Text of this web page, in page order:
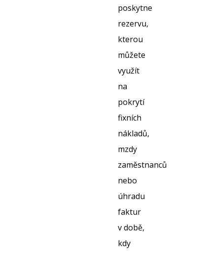
poskytne
rezervu,
kterou
můžete
využít
na
pokrytí
fixních
nákladů,
mzdy
zaměstnanců
nebo
úhradu
faktur
v době,
kdy